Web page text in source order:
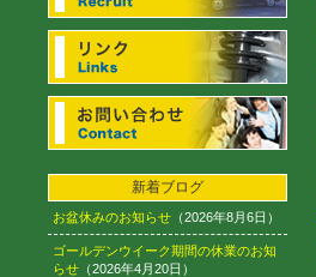
新着ブログ
お盆休みのお知らせ （2026年8月6日）
ゴールデンウイーク期間の休業のお知
らせ （2026年4月20日）